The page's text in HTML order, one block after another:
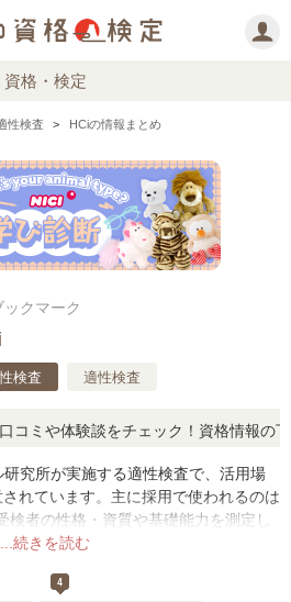
資格・検定
性検査 HCiの情報まとめ
ックマーク
検査 適性検査
や体験談をチェック！資格情報の下か
...続きを読む
究所が実施する適性検査で、活用場
れています。主に採用で使われるのは
者の性格・資質や基礎能力を測定し
4